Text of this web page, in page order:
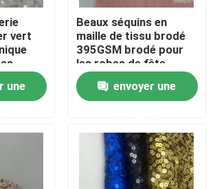
de toile
polaire
en coton
vert
une
Beaux séquins en
maille de tissu brodé
395GSM brodé pour
les robes de fête
envoyer une